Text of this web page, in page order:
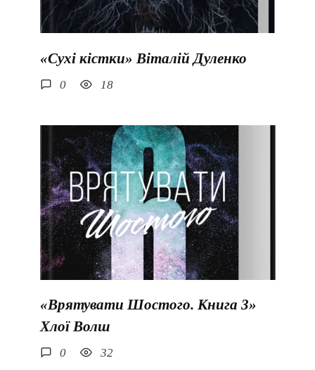
«Сухі кістки» Віталій Дуленко
0 18
«Врятувати Шостого. Книга 3»
Хлої Волш
0 32